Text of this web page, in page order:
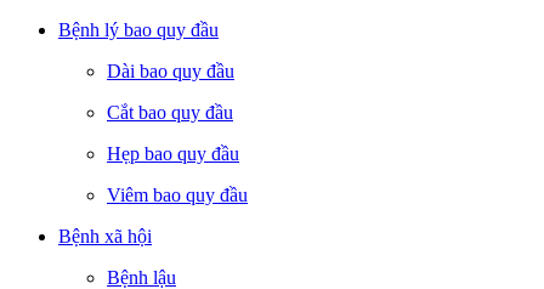
Bệnh lý bao quy đầu
Dài bao quy đầu
Cắt bao quy đầu
Hẹp bao quy đầu
Viêm bao quy đầu
Bệnh xã hội
Bệnh lậu